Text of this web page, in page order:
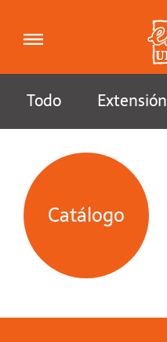
Todo Extensión
Catálogo